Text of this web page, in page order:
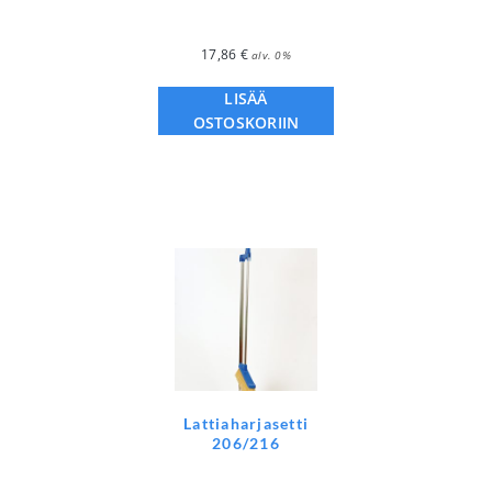
17,86 € alv. 0%
LISÄÄ
OSTOSKORIIN
Lattiaharjasetti
206/216